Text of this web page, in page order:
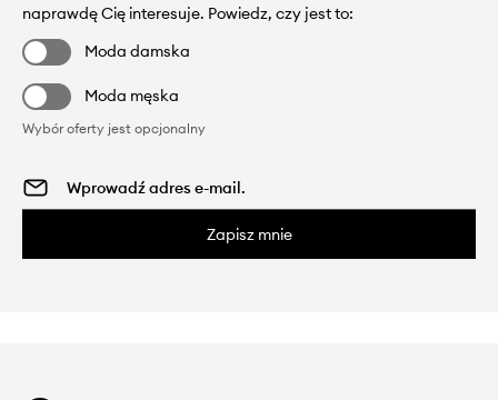
naprawdę Cię interesuje. Powiedz, czy jest to:
Moda damska
Moda męska
Wybór oferty jest opcjonalny
Zapisz mnie